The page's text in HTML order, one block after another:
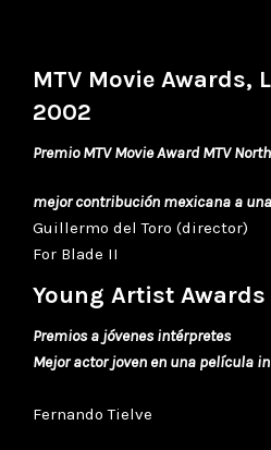
MTV Movie Awards,
2002
Premio MTV Movie Award MTV
mejor contribución mexicana a
Guillermo del Toro (director)
For Blade II
Young Artist
Premios a jóvenes intérpretes
Mejor actor joven en una película
Fernando Tielve